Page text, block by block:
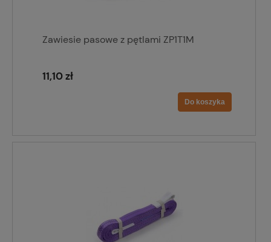
Zawiesie pasowe z pętlami ZP1T1M
11,10 zł
Do koszyka